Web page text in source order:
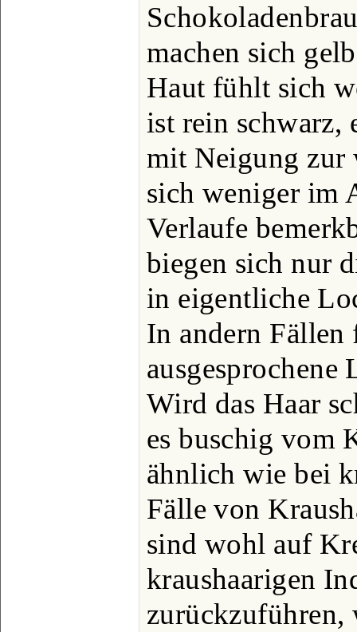
machen sich
Haut fühlt sich
ist rein schwarz,
mit Neigung zur
sich weniger im
Verlaufe
biegen sich nur
in eigentliche
In andern Fällen
Wird das Haar
es buschig vom
ähnlich wie bei
Fälle von
sind wohl auf
kraushaarigen
zurückzuführen,